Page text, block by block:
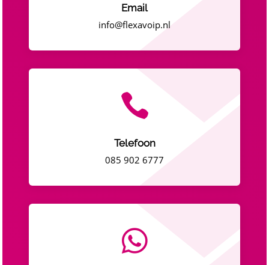
Email
info@flexavoip.nl

Telefoon
085 902 6777
